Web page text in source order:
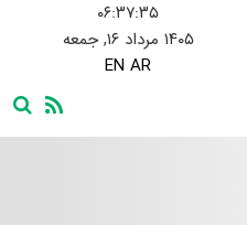
۰۶:۳۷:۳۶
۱۴۰۵ مرداد ۱۶, جمعه
EN AR